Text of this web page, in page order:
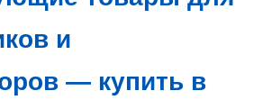
и
— купить в